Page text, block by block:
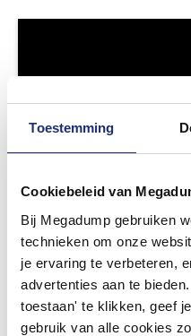
Toestemming
Cookiebeleid van
Bij Megadump gebruiken
technieken om onze
je ervaring te verbeteren,
advertenties aan te
toestaan' te klikken, geef
gebruik van alle cookies